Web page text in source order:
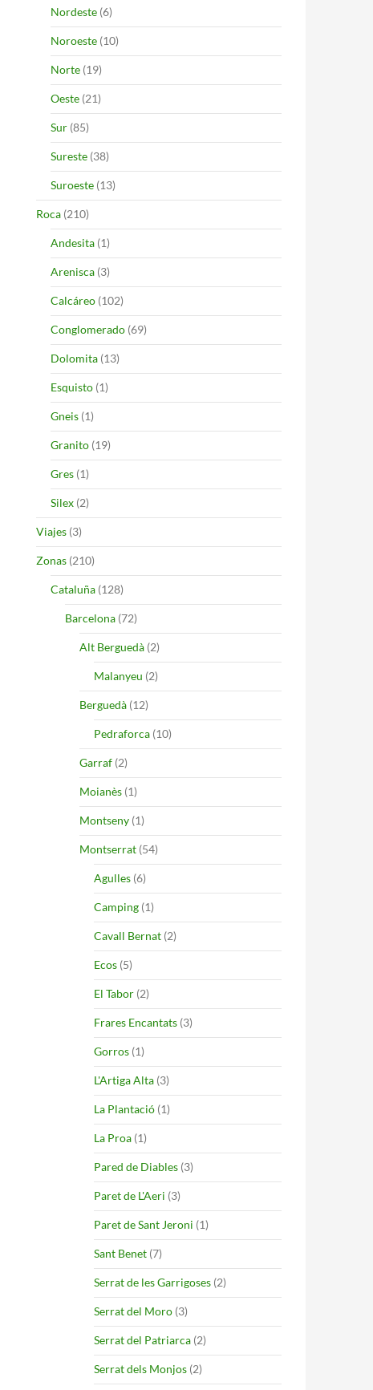
Nordeste (6)
Noroeste (10)
Norte (19)
Oeste (21)
Sur (85)
Sureste (38)
Suroeste (13)
Roca (210)
Andesita (1)
Arenisca (3)
Calcáreo (102)
Conglomerado (69)
Dolomita (13)
Esquisto (1)
Gneis (1)
Granito (19)
Gres (1)
Silex (2)
Viajes (3)
Zonas (210)
Cataluña (128)
Barcelona (72)
Alt Berguedà (2)
Malanyeu (2)
Berguedà (12)
Pedraforca (10)
Garraf (2)
Moianès (1)
Montseny (1)
Montserrat (54)
Agulles (6)
Camping (1)
Cavall Bernat (2)
Ecos (5)
El Tabor (2)
Frares Encantats (3)
Gorros (1)
L'Artiga Alta (3)
La Plantació (1)
La Proa (1)
Pared de Diables (3)
Paret de L'Aeri (3)
Paret de Sant Jeroni (1)
Sant Benet (7)
Serrat de les Garrigoses (2)
Serrat del Moro (3)
Serrat del Patriarca (2)
Serrat dels Monjos (2)